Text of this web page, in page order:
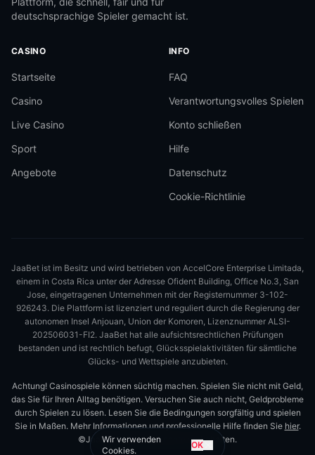
deutschsprachige Spieler gemacht ist.
CASINO
Startseite
Casino
Live Casino
Sport
Angebote
INFO
FAQ
Verantwortungsvolles Spielen
Konto schließen
Hilfe
Datenschutz
Cookie-Richtlinie
JaaBet ist im Besitz und wird betrieben von AccelCore Enterprise Limitada,
einem in Costa Rica unter der Adresse Ofident Building, Office No.3, San
Jose, eingetragenen Unternehmen mit der Registernummer 3-102-
926243. Die Plattform ist lizenziert und reguliert durch die Regierung der
autonomen Insel Anjouan, Union der Komoren, Lizenznummer ALSI-
202506031-FI2. JaaBet hat alle aufsichtsrechtlichen Prüfungen
bestanden und ist rechtlich befugt, Glücksspielaktivitäten für sämtliche
Glücks- und Wettspiele anzubieten.
Achtung! Casinospiele können süchtig machen. Spielen Sie nicht mit Geld,
das Sie für Ihren Alltag benötigen. Versuchen Sie auch nicht, Geldprobleme
durch Spielen zu lösen. Lesen Sie die Bedingungen sorgfältig und spielen
Sie in Maßen. Mehr Informationen und professionelle Hilfe finden Sie hier.
©JaaBet 2026. Alle Rechte vorbehalten.
Wir verwenden
Cookies.
OK